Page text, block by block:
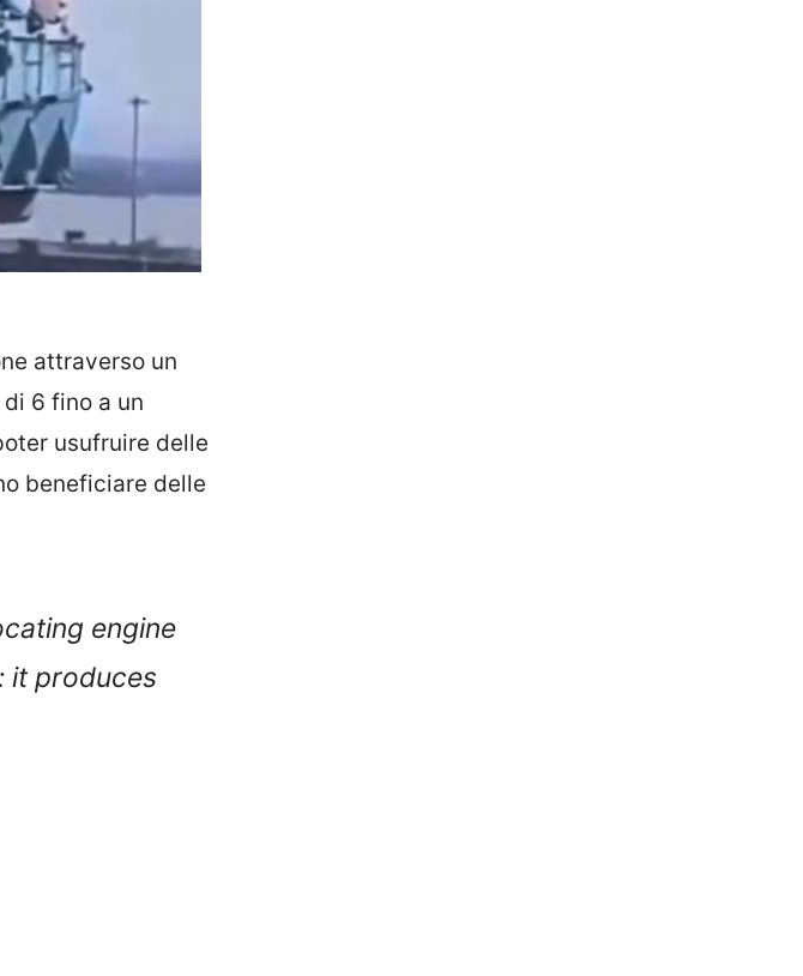
attraverso un
6 fino a un
usufruire delle
beneficiare delle
engine
it produces